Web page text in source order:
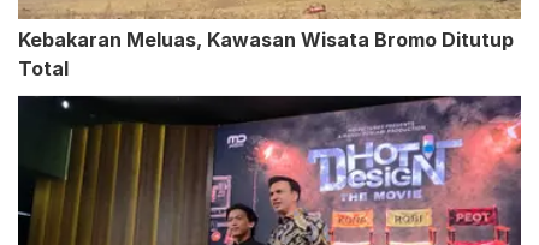
Kebakaran Meluas, Kawasan Wisata Bromo Ditutup
Total